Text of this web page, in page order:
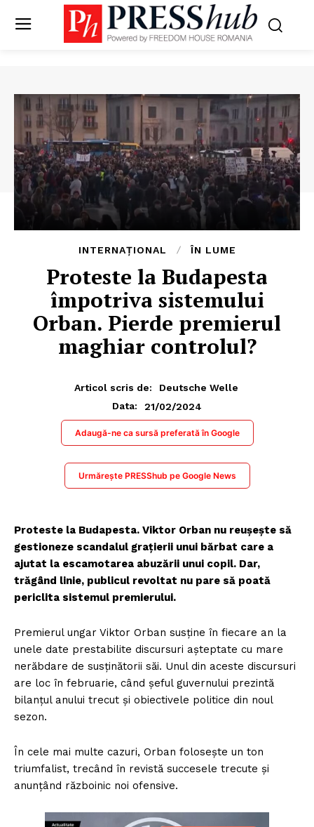
INTERNAȚIONAL ÎN LUME
Proteste la Budapesta
împotriva sistemului
Orban. Pierde premierul
maghiar controlul?
Articol scris de:
Deutsche Welle
Data:
21/02/2024
Adaugă-ne ca sursă preferată în Google
Urmărește PRESShub pe Google News
Proteste la Budapesta. Viktor Orban nu reuşeşte să
gestioneze scandalul graţierii unui bărbat care a
ajutat la escamotarea abuzării unui copil. Dar,
trăgând linie, publicul revoltat nu pare să poată
periclita sistemul premierului.
Premierul ungar Viktor Orban susţine în fiecare an la
unele date prestabilite discursuri aşteptate cu mare
nerăbdare de susţinătorii săi. Unul din aceste discursuri
are loc în februarie, când şeful guvernului prezintă
bilanţul anului trecut şi obiectivele politice din noul
sezon.
În cele mai multe cazuri, Orban foloseşte un ton
triumfalist, trecând în revistă succesele trecute şi
anunţând războinic noi ofensive.